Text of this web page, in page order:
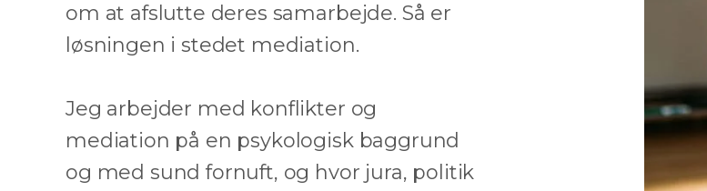
om at afslutte deres samarbejde. Så er
løsningen i stedet mediation.
Jeg arbejder med konflikter og
mediation på en psykologisk baggrund
og med sund fornuft, og hvor jura, politik